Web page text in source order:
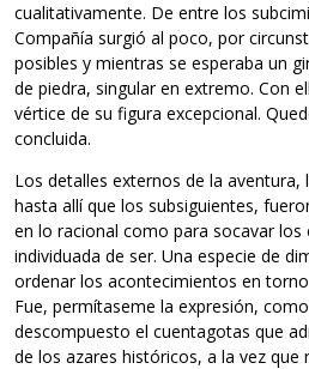
cualitativamente. De entre los
Compañía surgió al poco, por
posibles y mientras se esperaba un
de piedra, singular en extremo. Con
vértice de su figura excepcional.
concluida.
Los detalles externos de la
hasta allí que los subsiguientes,
en lo racional como para socavar los
individuada de ser. Una especie de
ordenar los acontecimientos en
Fue, permítaseme la expresión,
descompuesto el cuentagotas que
de los azares históricos, a la vez que